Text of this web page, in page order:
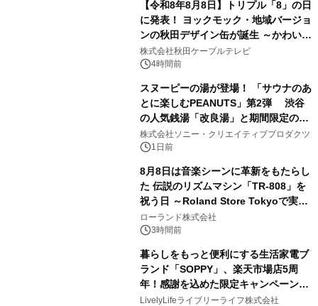
【令和8年8月8日】トリプル「8」の日
に発表！ ヨックモック・地域バージョ
ンの秋田デザイン缶が誕生 ～かわいい
秋田犬の子犬と秋田の四季と名所を巡
るパッケージ～ 9月1日(火)秋田県内で
株式会社秋田ケーブルテレビ
4時間前
スヌーピーの湯が登場！ 「サウナのあ
とに楽しむPEANUTS」第2弾 渋谷
の人気銭湯「改良湯」と期間限定のコ
ラボレーション サウナイキタイコラ
ボグッズも発売決定！
株式会社ソニー・クリエイティブプロダクツ
1日前
8月8日は音楽シーンに革新をもたらし
た 伝説のリズムマシン「TR-808」を
祝う日 ～Roland Store Tokyoで実機
を展示しての 記念キャンペーンを開
催 英国ラジオ「NTS」の 特別プログ
アーティストを フィーチャーしたアニ
メーションを公開～
ローランド株式会社
3時間前
暮らしをもっと便利にする生活家電ブ
ランド「SOPPY」、楽天市場店5周
年！感謝を込めた限定キャンペーンを
8月10日より開催
LivelyLifeライブリーライフ株式会社